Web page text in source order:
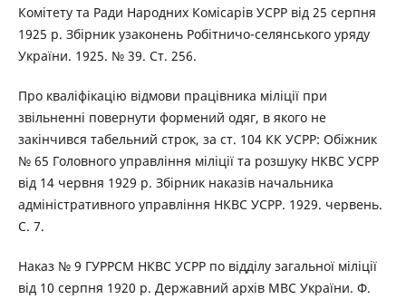
Комітету та Ради Народних Комісарів УСРР від 25 серпня
1925 р. Збірник узаконень Робітничо-селянського уряду
України. 1925. № 39. Ст. 256.
Про кваліфікацію відмови працівника міліції при
звільненні повернути формений одяг, в якого не
закінчився табельний строк, за ст. 104 КК УСРР: Обіжник
№ 65 Головного управління міліції та розшуку НКВС УСРР
від 14 червня 1929 р. Збірник наказів начальника
адміністративного управління НКВС УСРР. 1929. червень.
С. 7.
Наказ № 9 ГУРРСМ НКВС УСРР по відділу загальної міліції
від 10 серпня 1920 р. Державний архів МВС України. Ф.